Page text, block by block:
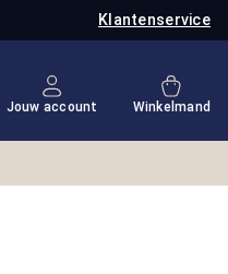
Klantenservice
items op je verlanglijstje
Jouw account Winkelmand